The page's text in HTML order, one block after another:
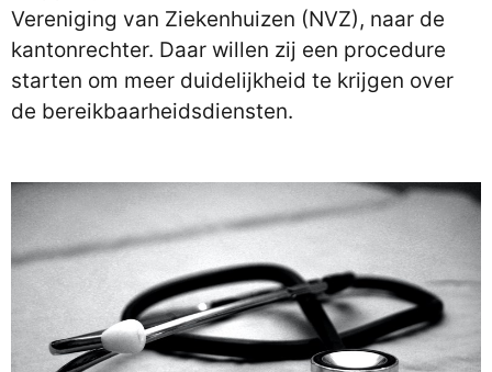
Vereniging van Ziekenhuizen (NVZ), naar de
kantonrechter. Daar willen zij een procedure
starten om meer duidelijkheid te krijgen over
de bereikbaarheidsdiensten.